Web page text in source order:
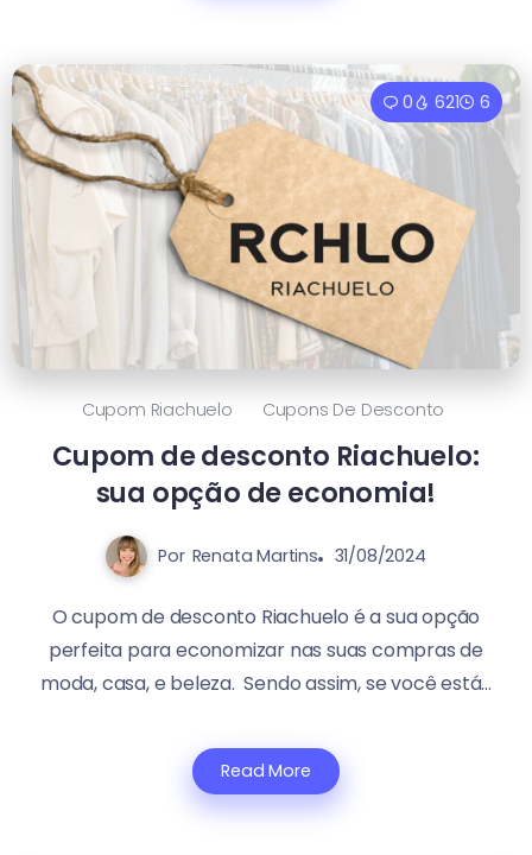
0 621 6
Cupom Riachuelo Cupons De Desconto
Cupom de desconto Riachuelo:
sua opção de economia!
Por Renata Martins 31/08/2024
O cupom de desconto Riachuelo é a sua opção
perfeita para economizar nas suas compras de
moda, casa, e beleza. Sendo assim, se você está...
Read More